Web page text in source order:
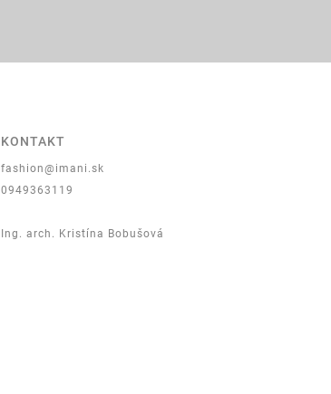
KONTAKT
fashion@imani.sk
0949363119
Ing. arch. Kristína Bobušová